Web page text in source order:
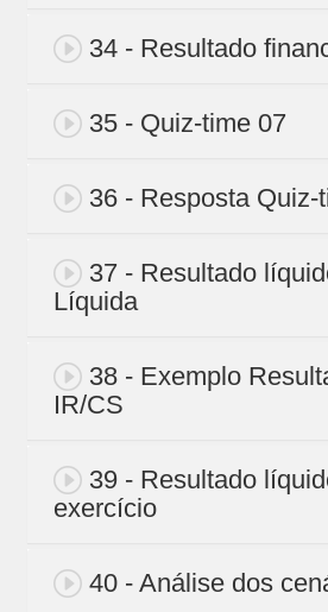
34 - Resultado
35 - Quiz-time 07
36 - Resposta Quiz-
37 - Resultado
Líquida
38 - Exemplo
IR/CS
39 - Resultado
exercício
40 - Análise dos